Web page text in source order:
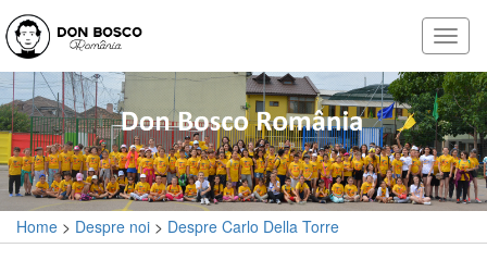
Home > Despre noi > Despre Carlo Della Torre